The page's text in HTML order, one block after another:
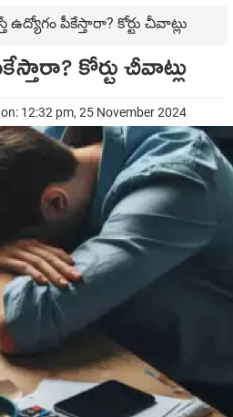
ఉద్యోగం పీకేస్తారా? కోర్టు చీవాట్లు
కోర్టు చీవాట్లు
12:32 pm, 25 November 2024